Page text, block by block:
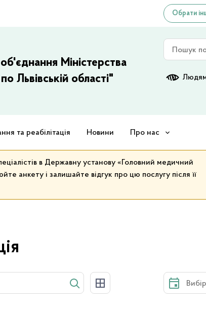
Обрати
Міністерства
Львівській області"
та реабілітація Новини Про нас
в Державну установу «Головний медичний
анкету і залишайте відгук про цю послугу після її